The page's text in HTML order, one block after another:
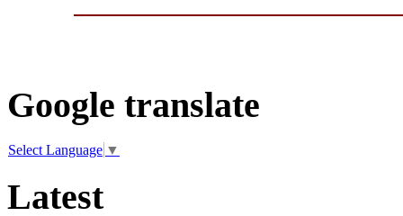
Google translate
Select Language ▼
Latest